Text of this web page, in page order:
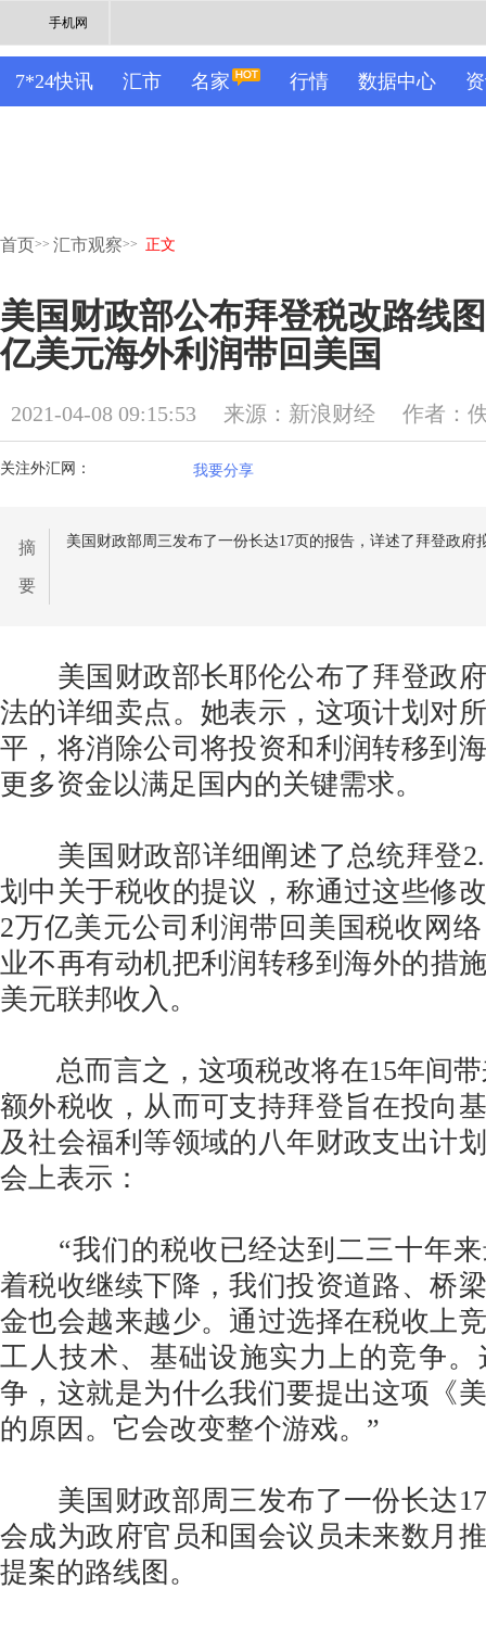
手机网
7*24快讯 汇市 名家 行情 数据中心
首页>> 汇市观察>> 正文
美国财政部公布拜登税改路线
亿美元海外利润带回美国
2021-04-08 09:15:53 来源：新浪财经 作者：
关注外汇网： 我要分享
摘
要
美国财政部周三发布了一份长达17页的报告，详述了拜登政府
美国财政部长耶伦公布了拜登政府
法的详细卖点。她表示，这项计划对
平，将消除公司将投资和利润转移到
更多资金以满足国内的关键需求。
美国财政部详细阐述了总统拜登
划中关于税收的提议，称通过这些修
2万亿美元公司利润带回美国税收网
业不再有动机把利润转移到海外的措
美元联邦收入。
总而言之，这项税改将在15年间带
额外税收，从而可支持拜登旨在投向
及社会福利等领域的八年财政支出计
会上表示：
“我们的税收已经达到二三十年来
着税收继续下降，我们投资道路、桥
金也会越来越少。通过选择在税收上
工人技术、基础设施实力上的竞争
争，这就是为什么我们要提出这项《
的原因。它会改变整个游戏。”
美国财政部周三发布了一份长达17
会成为政府官员和国会议员未来数月
提案的路线图。